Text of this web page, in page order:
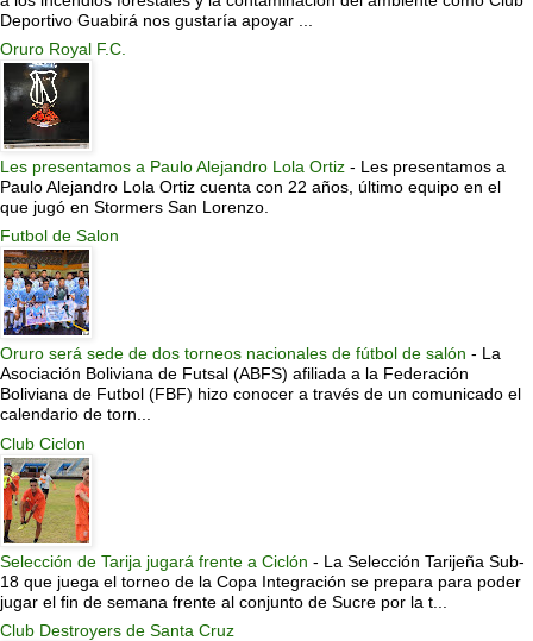
Deportivo Guabirá nos gustaría apoyar ...
Oruro Royal F.C.
Les presentamos a Paulo Alejandro Lola Ortiz - Les presentamos a
Paulo Alejandro Lola Ortiz cuenta con 22 años, último equipo en el
que jugó en Stormers San Lorenzo.
Futbol de Salon
Oruro será sede de dos torneos nacionales de fútbol de salón - La
Asociación Boliviana de Futsal (ABFS) afiliada a la Federación
Boliviana de Futbol (FBF) hizo conocer a través de un comunicado el
calendario de torn...
Club Ciclon
Selección de Tarija jugará frente a Ciclón - La Selección Tarijeña Sub-
18 que juega el torneo de la Copa Integración se prepara para poder
jugar el fin de semana frente al conjunto de Sucre por la t...
Club Destroyers de Santa Cruz